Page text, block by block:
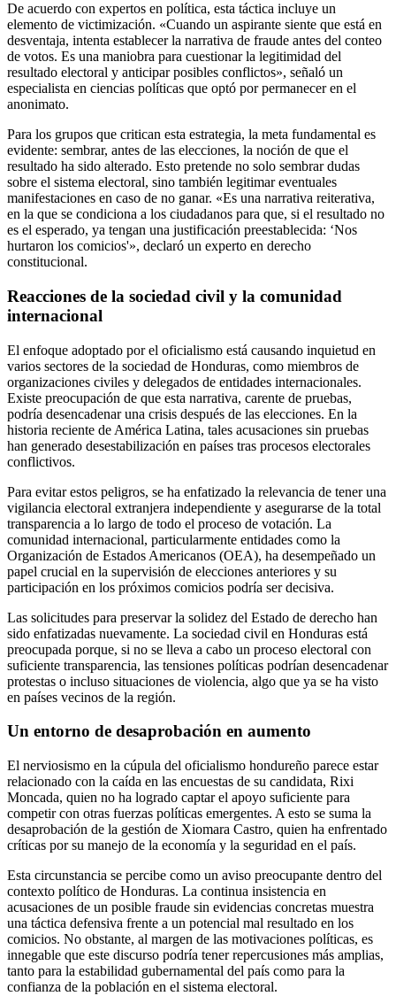
De acuerdo con expertos en política, esta táctica incluye un
elemento de victimización. «Cuando un aspirante siente que está en
desventaja, intenta establecer la narrativa de fraude antes del conteo
de votos. Es una maniobra para cuestionar la legitimidad del
resultado electoral y anticipar posibles conflictos», señaló un
especialista en ciencias políticas que optó por permanecer en el
anonimato.
Para los grupos que critican esta estrategia, la meta fundamental es
evidente: sembrar, antes de las elecciones, la noción de que el
resultado ha sido alterado. Esto pretende no solo sembrar dudas
sobre el sistema electoral, sino también legitimar eventuales
manifestaciones en caso de no ganar. «Es una narrativa reiterativa,
en la que se condiciona a los ciudadanos para que, si el resultado no
es el esperado, ya tengan una justificación preestablecida: ‘Nos
hurtaron los comicios'», declaró un experto en derecho
constitucional.
Reacciones de la sociedad civil y la comunidad
internacional
El enfoque adoptado por el oficialismo está causando inquietud en
varios sectores de la sociedad de Honduras, como miembros de
organizaciones civiles y delegados de entidades internacionales.
Existe preocupación de que esta narrativa, carente de pruebas,
podría desencadenar una crisis después de las elecciones. En la
historia reciente de América Latina, tales acusaciones sin pruebas
han generado desestabilización en países tras procesos electorales
conflictivos.
Para evitar estos peligros, se ha enfatizado la relevancia de tener una
vigilancia electoral extranjera independiente y asegurarse de la total
transparencia a lo largo de todo el proceso de votación. La
comunidad internacional, particularmente entidades como la
Organización de Estados Americanos (OEA), ha desempeñado un
papel crucial en la supervisión de elecciones anteriores y su
participación en los próximos comicios podría ser decisiva.
Las solicitudes para preservar la solidez del Estado de derecho han
sido enfatizadas nuevamente. La sociedad civil en Honduras está
preocupada porque, si no se lleva a cabo un proceso electoral con
suficiente transparencia, las tensiones políticas podrían desencadenar
protestas o incluso situaciones de violencia, algo que ya se ha visto
en países vecinos de la región.
Un entorno de desaprobación en aumento
El nerviosismo en la cúpula del oficialismo hondureño parece estar
relacionado con la caída en las encuestas de su candidata, Rixi
Moncada, quien no ha logrado captar el apoyo suficiente para
competir con otras fuerzas políticas emergentes. A esto se suma la
desaprobación de la gestión de Xiomara Castro, quien ha enfrentado
críticas por su manejo de la economía y la seguridad en el país.
Esta circunstancia se percibe como un aviso preocupante dentro del
contexto político de Honduras. La continua insistencia en
acusaciones de un posible fraude sin evidencias concretas muestra
una táctica defensiva frente a un potencial mal resultado en los
comicios. No obstante, al margen de las motivaciones políticas, es
innegable que este discurso podría tener repercusiones más amplias,
tanto para la estabilidad gubernamental del país como para la
confianza de la población en el sistema electoral.